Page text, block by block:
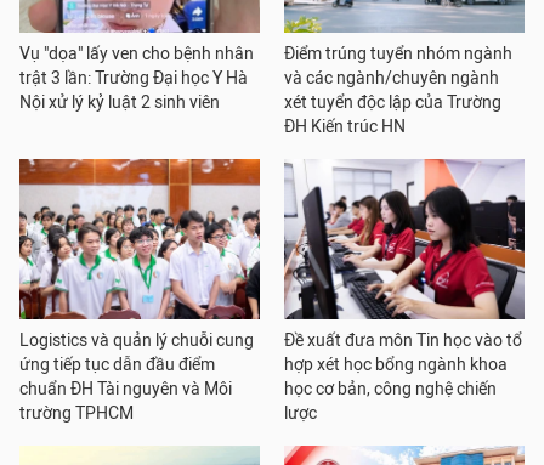
Vụ "dọa" lấy ven cho bệnh nhân
trật 3 lần: Trường Đại học Y Hà
Nội xử lý kỷ luật 2 sinh viên
Điểm trúng tuyển nhóm ngành
và các ngành/chuyên ngành
xét tuyển độc lập của Trường
ĐH Kiến trúc HN
Logistics và quản lý chuỗi cung
ứng tiếp tục dẫn đầu điểm
chuẩn ĐH Tài nguyên và Môi
trường TPHCM
Đề xuất đưa môn Tin học vào tổ
hợp xét học bổng ngành khoa
học cơ bản, công nghệ chiến
lược